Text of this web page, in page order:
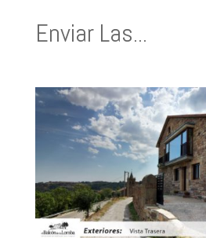
Enviar Las...